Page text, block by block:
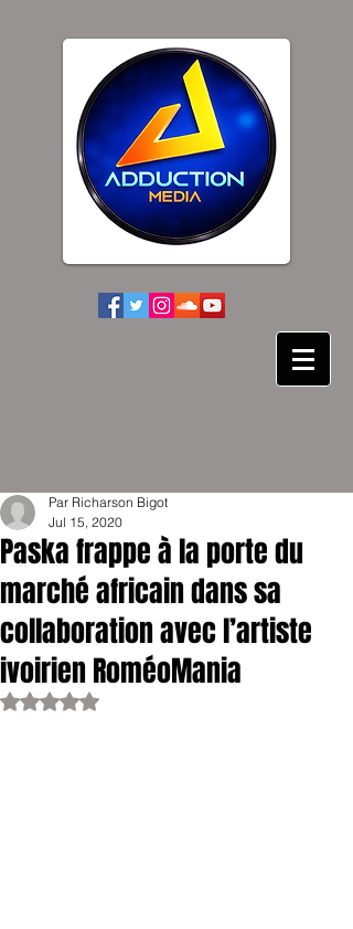
Paska frappe à la porte du
marché africain dans sa
collaboration avec l’artiste
ivoirien RoméoMania
Par Richarson Bigot
Jul 15, 2020
Rated NaN out of 5 stars.